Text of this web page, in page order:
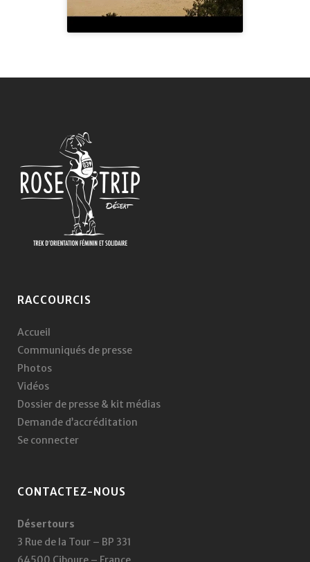
RACCOURCIS
Accueil
Communiqués de presse
Photos
Vidéos
Dossier de presse & kit médias
Demande d’accréditation
Se connecter
CONTACTEZ-NOUS
Désertours
3 Rue de la Tour – BP 331